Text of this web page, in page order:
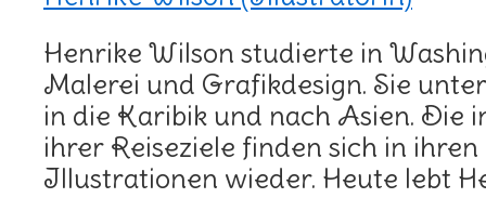
Henrike Wilson studierte in
Malerei und Grafikdesign. Sie
in die Karibik und nach Asien. Die
ihrer Reiseziele finden sich in
Illustrationen wieder. Heute lebt